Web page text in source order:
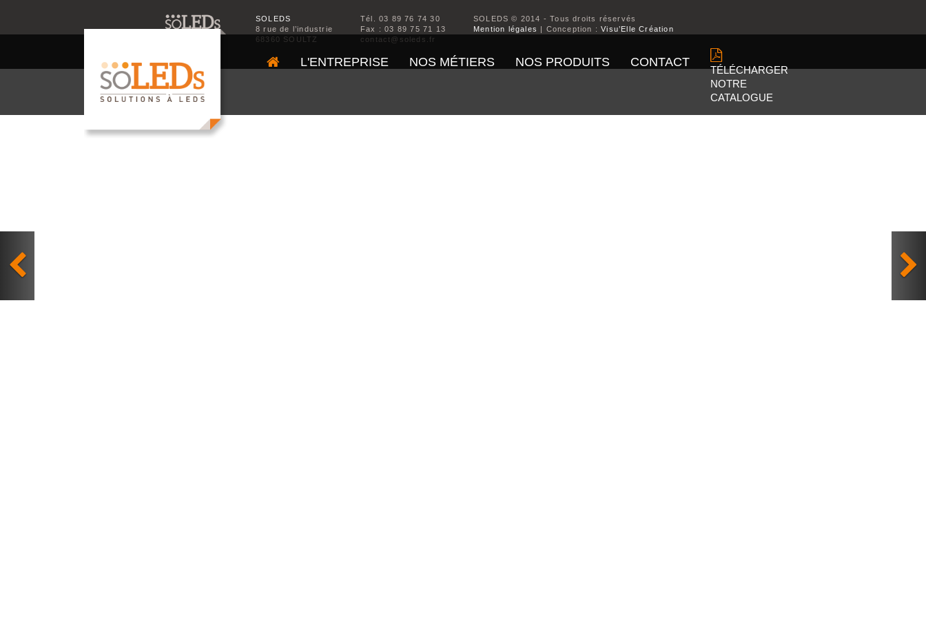
L'ENTREPRISE NOS MÉTIERS NOS PRODUITS CONTACT
TÉLÉCHARGER
NOTRE
CATALOGUE
SOLEDS
8 rue de l’industrie
68360 SOULTZ
Tél. 03 89 76 74 30
Fax : 03 89 75 71 13
contact@soleds.fr
SOLEDS © 2014 - Tous droits réservés
Mention légales | Conception :Visu’Elle Création